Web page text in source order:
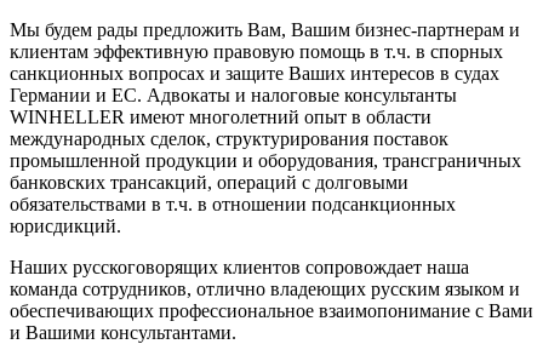
Мы будем рады предложить Вам, Вашим бизнес-партнерам и
клиентам эффективную правовую помощь в т.ч. в спорных
санкционных вопросах и защите Ваших интересов в судах
Германии и ЕС. Адвокаты и налоговые консультанты
WINHELLER имеют многолетний опыт в области
международных сделок, структурирования поставок
промышленной продукции и оборудования, трансграничных
банковских трансакций, операций с долговыми
обязательствами в т.ч. в отношении подсанкционных
юрисдикций.
Наших русскоговорящих клиентов сопровождает наша
команда сотрудников, отлично владеющих русским языком и
обеспечивающих профессиональное взаимопонимание с Вами
и Вашими консультантами.